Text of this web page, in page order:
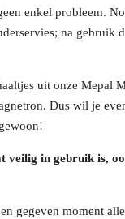
enkel probleem.
na gebruik
uit onze Mepal
Dus wil je
veilig in gebruik is,
gegeven moment